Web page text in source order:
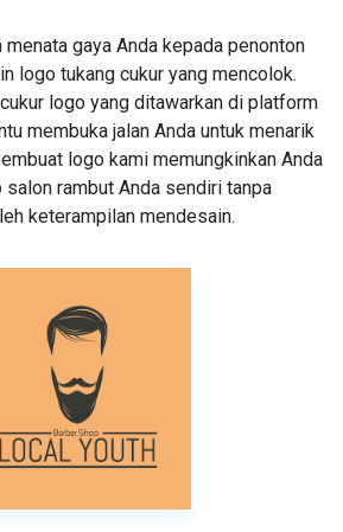
menata gaya Anda kepada penonton
logo tukang cukur yang mencolok.
logo yang ditawarkan di platform
membuka jalan Anda untuk menarik
logo kami memungkinkan Anda
rambut Anda sendiri tanpa
keterampilan mendesain.